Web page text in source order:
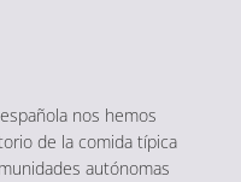
nos hemos
de la comida típica
autónomas